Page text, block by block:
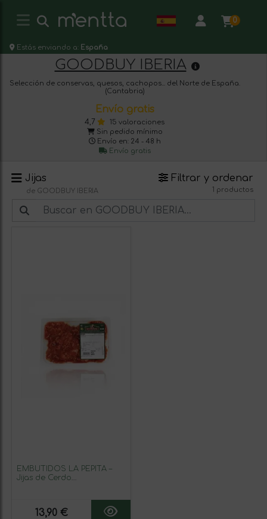
0
Estás enviando a: España
GOODBUY IBERIA
Selección de conservas, quesos, cachopos... del Norte de España.
(Cantabria)
Envío gratis
4,7
15 valoraciones
Sin pedido mínimo
Envío en: 24 - 48 h
Envío gratis
Jijas
de GOODBUY IBERIA
Filtrar y ordenar
1 productos
EMBUTIDOS LA PEPITA –
Jijas de Cerdo
con Pimentón Dulce, Ajo y
Aceite de Oliva | Producto
13,90 €